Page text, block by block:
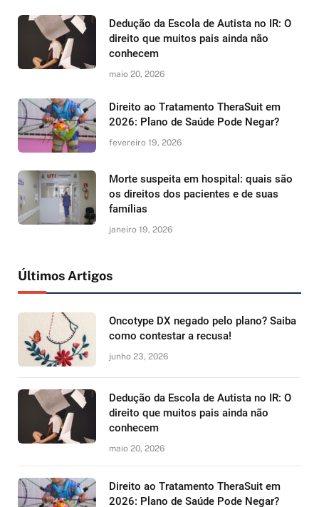
Dedução da Escola de Autista no IR: O
direito que muitos pais ainda não
conhecem
maio 20, 2026
Direito ao Tratamento TheraSuit em
2026: Plano de Saúde Pode Negar?
fevereiro 19, 2026
Morte suspeita em hospital: quais são
os direitos dos pacientes e de suas
famílias
janeiro 19, 2026
Últimos Artigos
Oncotype DX negado pelo plano? Saiba
como contestar a recusa!
junho 23, 2026
Dedução da Escola de Autista no IR: O
direito que muitos pais ainda não
conhecem
maio 20, 2026
Direito ao Tratamento TheraSuit em
2026: Plano de Saúde Pode Negar?